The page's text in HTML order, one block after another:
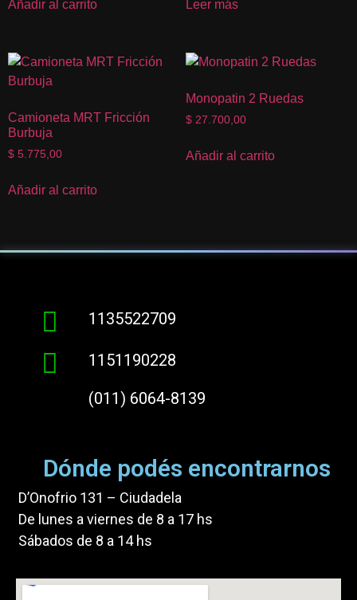
Añadir al carrito Leer más
Camioneta MRT Fricción
Burbuja
$ 5.775,00
Añadir al carrito
Monopatin 2 Ruedas
$27.700,00
Añadir al carrito
1135522709
1151190228
(011) 6064-8139
Dónde podés encontrarnos
D’Onofrio 131 – Ciudadela
De lunes a viernes de 8 a 17 hs
Sábados de 8 a 14 hs